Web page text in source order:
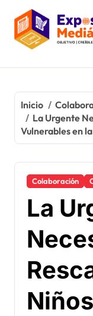
contenido
Inicio
La Urgente
Vulnerables en
Colaboración
La